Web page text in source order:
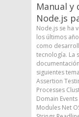
Manual y
Node.js
Node.js se ha
los últimos
como
tecnología. La
siguientes
Assertion
Processes
Domain Events
Modules Net